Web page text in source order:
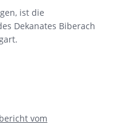
ist die
Dekanates Biberach
vom